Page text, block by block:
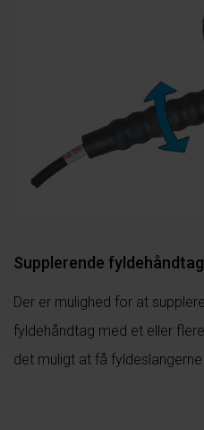
Supplerende
Der er mulighed for at
fyldehåndtag med et eller
det muligt at få